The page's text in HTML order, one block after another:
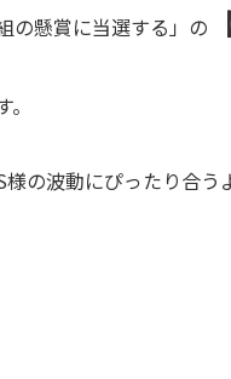
の懸賞に当選する」の
の波動にぴったり合う